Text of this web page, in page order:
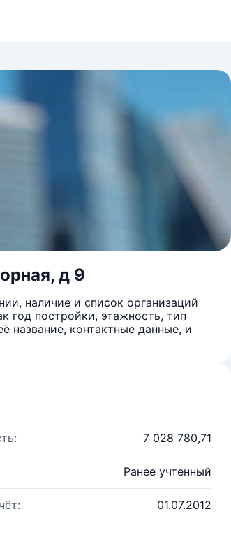
д 9
наличие и список организаций
год постройки, этажность, тип
название, контактные данные, и
7 028 780,71
Ранее учтенный
01.07.2012